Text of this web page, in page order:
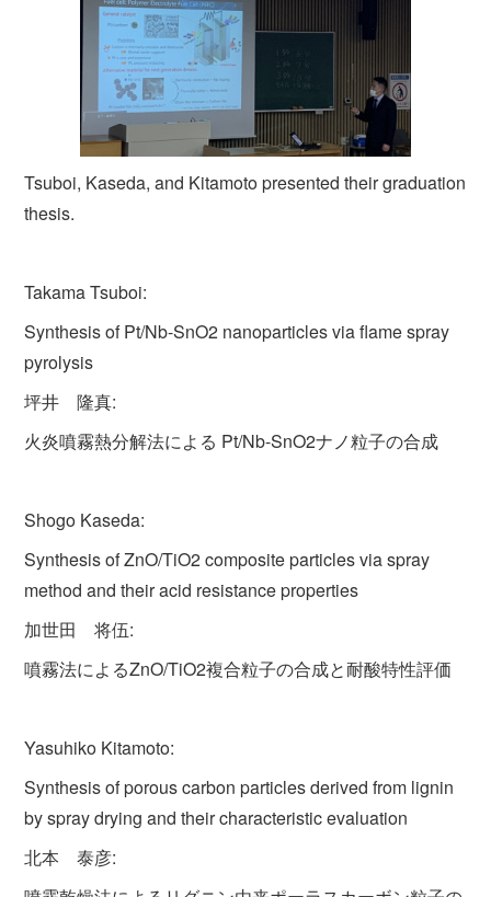
Tsuboi, Kaseda, and Kitamoto presented their graduation
thesis.
Takama Tsuboi:
Synthesis of Pt/Nb-SnO2 nanoparticles via flame spray
pyrolysis
坪井 隆真:
火炎噴霧熱分解法による Pt/Nb-SnO2ナノ粒子の合成
Shogo Kaseda:
Synthesis of ZnO/TiO2 composite particles via spray
method and their acid resistance properties
加世田 将伍:
噴霧法によるZnO/TiO2複合粒子の合成と耐酸特性評価
Yasuhiko Kitamoto:
Synthesis of porous carbon particles derived from lignin
by spray drying and their characteristic evaluation
北本 泰彦: